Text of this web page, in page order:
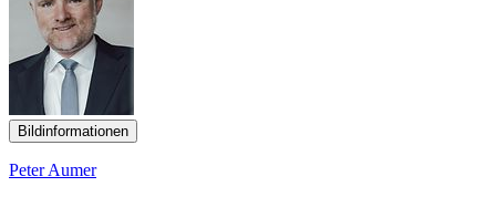
Bildinformationen
Peter Aumer